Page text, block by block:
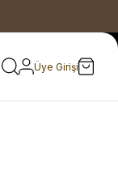
Üye Girişi